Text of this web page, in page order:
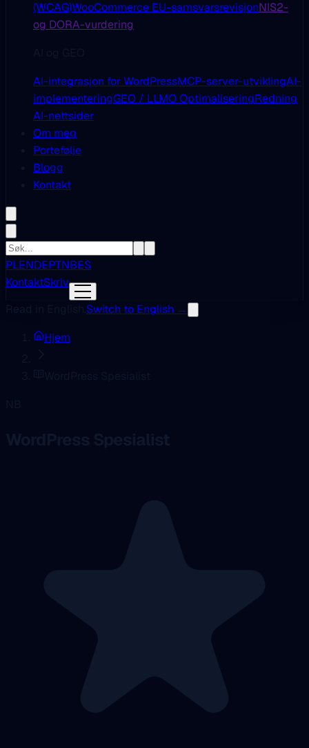
(WCAG)WooCommerce EU-samsvarsrevisjonNIS2-
og DORA-vurdering
AI-integrasjon for WordPressMCP-server-utviklingAI-
implementeringGEO / LLMO OptimaliseringRedning
AI-nettsider
Om meg
Portefølje
Blogg
Kontakt
PLENDEPTNBES
KontaktSkriv
Switch to English →
Hjem